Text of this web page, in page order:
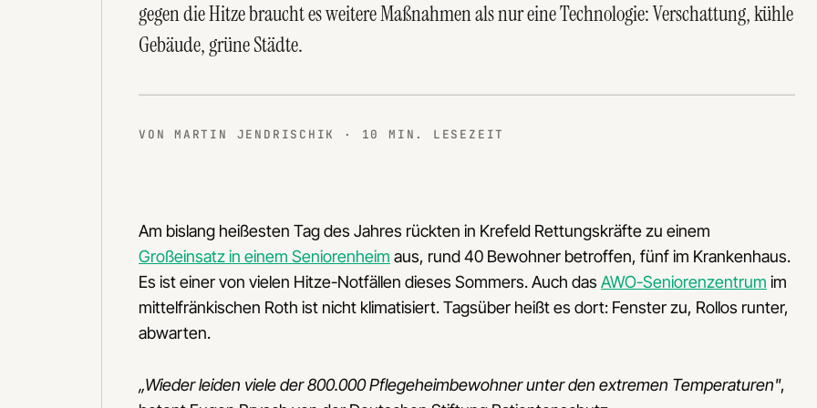
gegen die Hitze braucht es weitere Maßnahmen als nur eine Technologie: Verschattung, kühle
Gebäude, grüne Städte.
VON MARTIN JENDRISCHIK · 10 MIN. LESEZEIT
Am bislang heißesten Tag des Jahres rückten in Krefeld Rettungskräfte zu einem
Großeinsatz in einem Seniorenheim aus, rund 40 Bewohner betroffen, fünf im Krankenhaus.
Es ist einer von vielen Hitze-Notfällen dieses Sommers. Auch das AWO-Seniorenzentrum im
mittelfränkischen Roth ist nicht klimatisiert. Tagsüber heißt es dort: Fenster zu, Rollos runter,
abwarten.
„Wieder leiden viele der 800.000 Pflegeheimbewohner unter den extremen Temperaturen",